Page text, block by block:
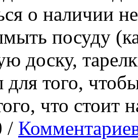
о наличии
посуду
доску,
для того,
что стоит
/